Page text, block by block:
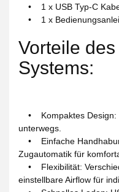
• 1 x USB Typ-C
• 1 x
Vorteile
Systems:
• Kompaktes Design:
unterwegs.
• Einfache
Zugautomatik für
• Flexibilität:
einstellbare Airflow für